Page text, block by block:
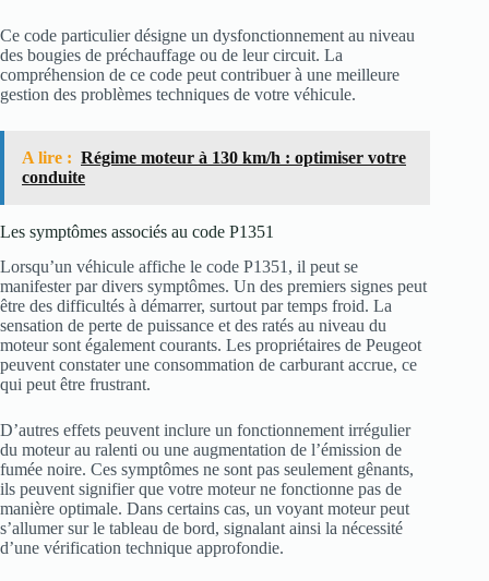
Ce code particulier désigne un dysfonctionnement au niveau
des bougies de préchauffage ou de leur circuit. La
compréhension de ce code peut contribuer à une meilleure
gestion des problèmes techniques de votre véhicule.
A lire : Régime moteur à 130 km/h : optimiser votre
conduite
Les symptômes associés au code P1351
Lorsqu’un véhicule affiche le code P1351, il peut se
manifester par divers symptômes. Un des premiers signes peut
être des difficultés à démarrer, surtout par temps froid. La
sensation de perte de puissance et des ratés au niveau du
moteur sont également courants. Les propriétaires de Peugeot
peuvent constater une consommation de carburant accrue, ce
qui peut être frustrant.
D’autres effets peuvent inclure un fonctionnement irrégulier
du moteur au ralenti ou une augmentation de l’émission de
fumée noire. Ces symptômes ne sont pas seulement gênants,
ils peuvent signifier que votre moteur ne fonctionne pas de
manière optimale. Dans certains cas, un voyant moteur peut
s’allumer sur le tableau de bord, signalant ainsi la nécessité
d’une vérification technique approfondie.